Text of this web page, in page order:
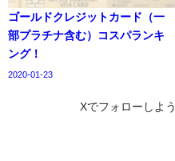
ゴールドクレジットカード（一
部プラチナ含む）コスパランキ
ング！
2020-01-23
Xでフォローしよう